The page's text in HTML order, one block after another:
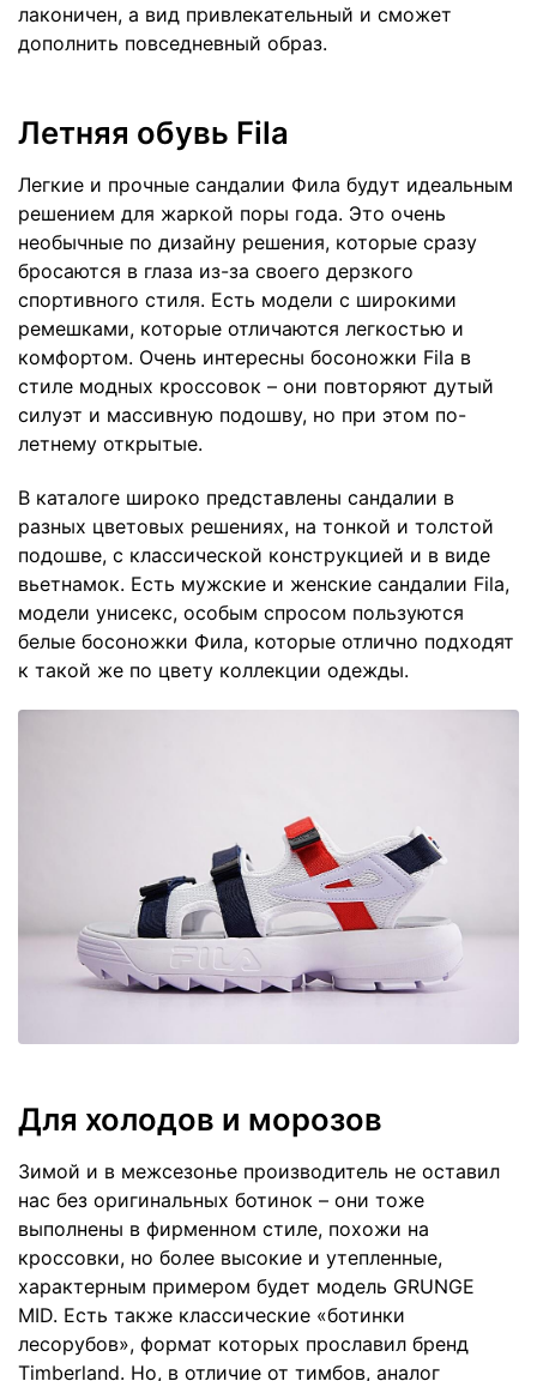
лаконичен, а вид привлекательный и сможет
дополнить повседневный образ.
Летняя обувь Fila
Легкие и прочные сандалии Фила будут идеальным
решением для жаркой поры года. Это очень
необычные по дизайну решения, которые сразу
бросаются в глаза из-за своего дерзкого
спортивного стиля. Есть модели с широкими
ремешками, которые отличаются легкостью и
комфортом. Очень интересны босоножки Fila в
стиле модных кроссовок – они повторяют дутый
силуэт и массивную подошву, но при этом по-
летнему открытые.
В каталоге широко представлены сандалии в
разных цветовых решениях, на тонкой и толстой
подошве, с классической конструкцией и в виде
вьетнамок. Есть мужские и женские сандалии Fila,
модели унисекс, особым спросом пользуются
белые босоножки Фила, которые отлично подходят
к такой же по цвету коллекции одежды.
Для холодов и морозов
Зимой и в межсезонье производитель не оставил
нас без оригинальных ботинок – они тоже
выполнены в фирменном стиле, похожи на
кроссовки, но более высокие и утепленные,
характерным примером будет модель GRUNGE
MID. Есть также классические «ботинки
лесорубов», формат которых прославил бренд
Timberland. Но, в отличие от тимбов, аналог